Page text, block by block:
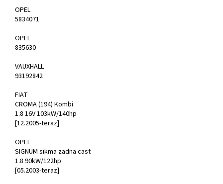
OPEL
5834071
OPEL
835630
VAUXHALL
93192842
FIAT
CROMA (194) Kombi
1.8 16V 103kW/140hp
[12.2005-teraz]
OPEL
SIGNUM sikma zadna cast
1.8 90kW/122hp
[05.2003-teraz]